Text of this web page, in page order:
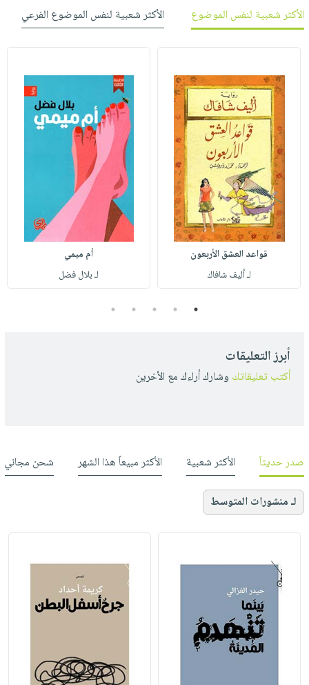
الأكثر شعبية لنفس الموضوع الأكثر شعبية لنفس الموضوع الفرعي
قواعد العشق الأربعون
لـ أليف شافاك
أم ميمي
لـ بلال فضل
1
2
3
4
5
أبرز التعليقات
أكتب تعليقاتك وشارك أراءك مع الأخرين
صدر حديثاً الأكثر شعبية الأكثر مبيعاً هذا الشهر شحن مجاني
لـ منشورات المتوسط